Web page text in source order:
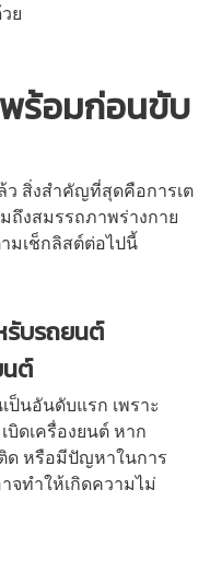
ย
ร้อมก่อนขับ
ว สิ่งสำคัญที่สุดคือการเต
ถึงสมรรถภาพร่างกาย
มเช็กลิสต์ต่อไปนี้
รับรถยนต์
ต์
ป็นอันดับแรก เพราะ
ดเครื่องยนต์ หาก
ด หรือมีปัญหาในการ
จทำให้เกิดความไม่